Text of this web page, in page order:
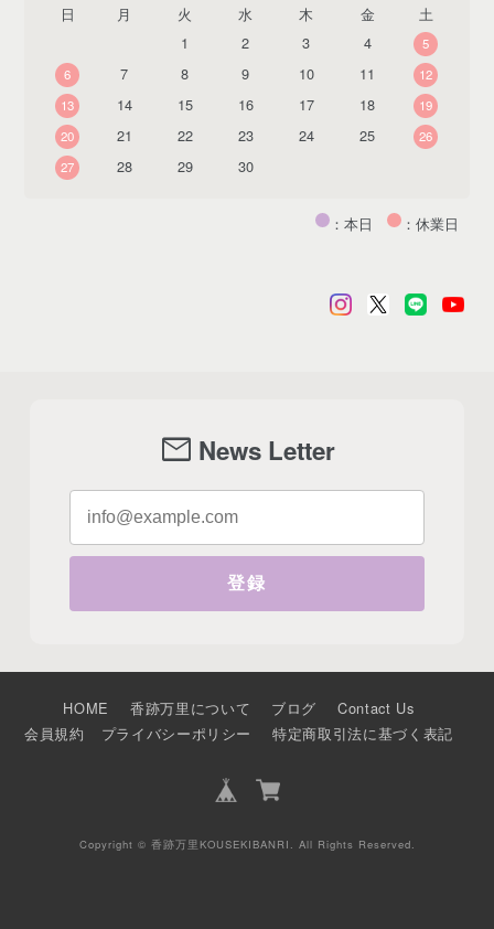
日 月 火 水 木 金
土
1
2 3 4
5
6
7 8 9 10 11
12
13
14 15 16 17 18
19
20
21 22 23 24 25
26
27
28 29 30
：本日 ：休業日
mail News Letter
登録
HOME 香跡万里について ブログ
Contact Us
会員規約
プライバシーポリシー 特定商取引法に基づく表記
Copyright © 香跡万里KOUSEKIBANRI. All Rights Reserved.